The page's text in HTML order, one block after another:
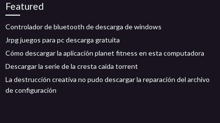
Featured
Controlador de bluetooth de descarga de windows
Jrpg juegos para pc descarga gratuita
Cómo descargar la aplicación planet fitness en esta computadora
Descargar la serie de la cresta caída torrent
La destrucción creativa no pudo descargar la reparación del archivo
de configuración